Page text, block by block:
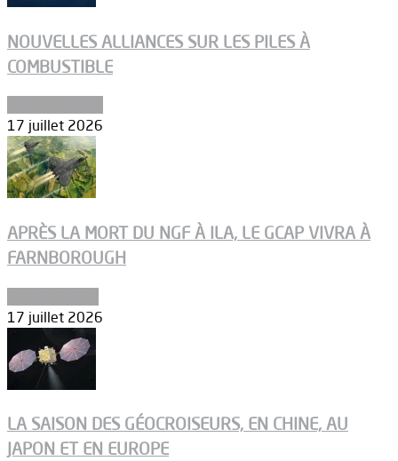
NOUVELLES ALLIANCES SUR LES PILES À
COMBUSTIBLE
17 juillet 2026
APRÈS LA MORT DU NGF À ILA, LE GCAP VIVRA À
FARNBOROUGH
17 juillet 2026
LA SAISON DES GÉOCROISEURS, EN CHINE, AU
JAPON ET EN EUROPE